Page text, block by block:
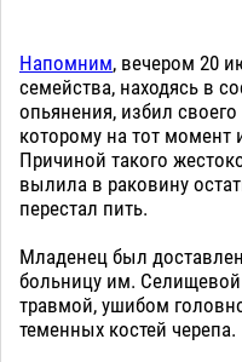
Напомним, вечером 20
семейства, находясь в
опьянения, избил
которому на тот момент
Причиной такого
вылила в раковину
перестал пить.
Младенец был
больницу им.
травмой, ушибом
теменных костей черепа.